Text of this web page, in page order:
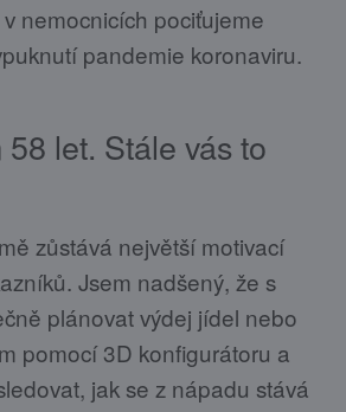
nemocnicích pociťujeme
pandemie koronaviru.
let. Stále vás to
zůstává největší motivací
Jsem nadšený, že s
plánovat výdej jídel nebo
pomocí 3D konfigurátoru a
jak se z nápadu stává